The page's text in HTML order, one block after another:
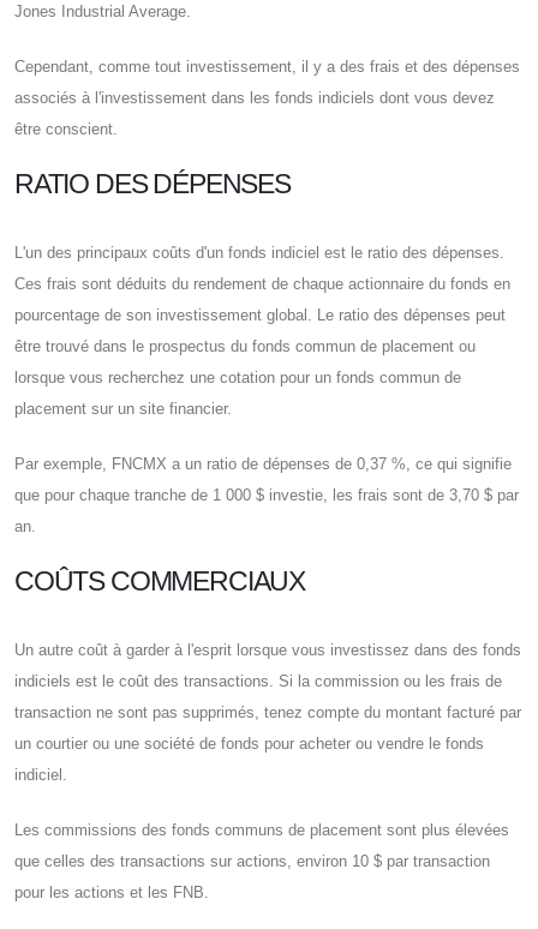
Jones Industrial Average.
Cependant, comme tout investissement, il y a des frais et des dépenses
associés à l'investissement dans les fonds indiciels dont vous devez
être conscient.
RATIO DES DÉPENSES
L'un des principaux coûts d'un fonds indiciel est le ratio des dépenses.
Ces frais sont déduits du rendement de chaque actionnaire du fonds en
pourcentage de son investissement global. Le ratio des dépenses peut
être trouvé dans le prospectus du fonds commun de placement ou
lorsque vous recherchez une cotation pour un fonds commun de
placement sur un site financier.
Par exemple, FNCMX a un ratio de dépenses de 0,37 %, ce qui signifie
que pour chaque tranche de 1 000 $ investie, les frais sont de 3,70 $ par
an.
COÛTS COMMERCIAUX
Un autre coût à garder à l'esprit lorsque vous investissez dans des fonds
indiciels est le coût des transactions. Si la commission ou les frais de
transaction ne sont pas supprimés, tenez compte du montant facturé par
un courtier ou une société de fonds pour acheter ou vendre le fonds
indiciel.
Les commissions des fonds communs de placement sont plus élevées
que celles des transactions sur actions, environ 10 $ par transaction
pour les actions et les FNB.